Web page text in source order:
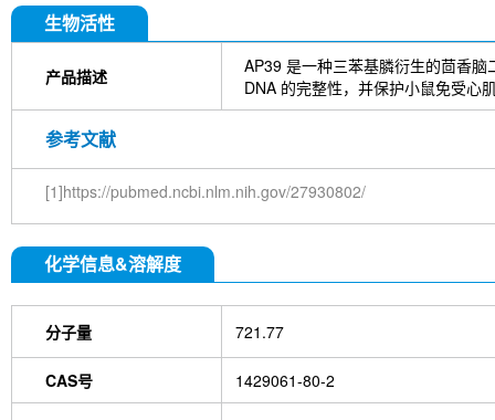
生物活性
产品描述
AP39 是一种三苯基膦衍生的茴香
DNA 的完整性，并保护小鼠免受心
参考文献
[1]https://pubmed.ncbi.nlm.nih.gov/27930802/
化学信息&溶解度
分子量 721.77
CAS号 1429061-80-2